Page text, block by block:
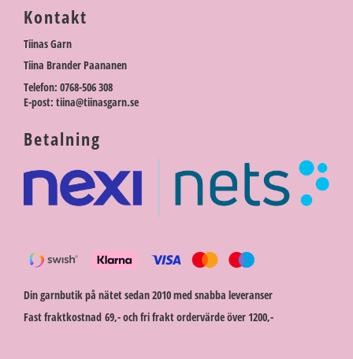
Kontakt
Tiinas Garn
Tiina Brander Paananen
Telefon: 0768-506 308
E-post: tiina@tiinasgarn.se
Betalning
Din garnbutik på nätet sedan 2010 med snabba leveranser
Fast fraktkostnad 69,- och fri frakt ordervärde över 1200,-